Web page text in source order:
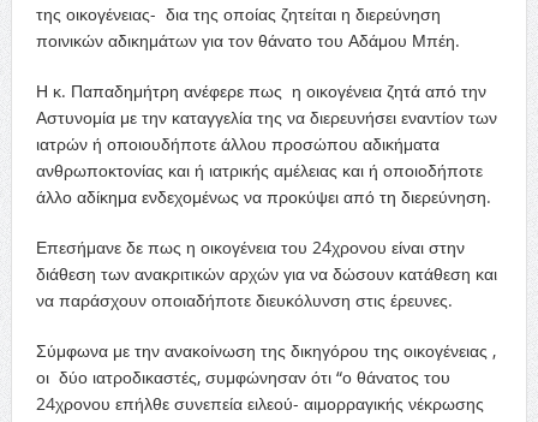
της οικογένειας- δια της οποίας ζητείται η διερεύνηση
ποινικών αδικημάτων για τον θάνατο του Αδάμου Μπέη.
Η κ. Παπαδημήτρη ανέφερε πως η οικογένεια ζητά από την
Αστυνομία με την καταγγελία της να διερευνήσει εναντίον των
ιατρών ή οποιουδήποτε άλλου προσώπου αδικήματα
ανθρωποκτονίας και ή ιατρικής αμέλειας και ή οποιοδήποτε
άλλο αδίκημα ενδεχομένως να προκύψει από τη διερεύνηση.
Επεσήμανε δε πως η οικογένεια του 24χρονου είναι στην
διάθεση των ανακριτικών αρχών για να δώσουν κατάθεση και
να παράσχουν οποιαδήποτε διευκόλυνση στις έρευνες.
Σύμφωνα με την ανακοίνωση της δικηγόρου της οικογένειας ,
οι δύο ιατροδικαστές, συμφώνησαν ότι “ο θάνατος του
24χρονου επήλθε συνεπεία ειλεού- αιμορραγικής νέκρωσης